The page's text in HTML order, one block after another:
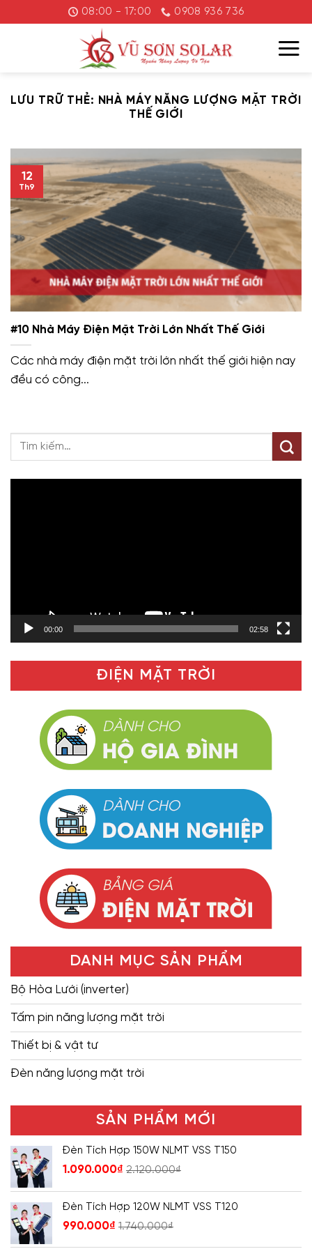
đến
08:00 - 17:00 0908 936 736
LƯU TRỮ THẺ: NHÀ MÁY NĂNG LƯỢNG MẶT TRỜI
THẾ GIỚI
#10 Nhà Máy Điện Mặt Trời Lớn Nhất Thế Giới
Các nhà máy điện mặt trời lớn nhất thế giới hiện nay
đều có công...
12
Th9
00:00 02:58
ĐIỆN MẶT TRỜI
DANH MỤC SẢN PHẨM
Bộ Hòa Lưới (inverter)
Tấm pin năng lượng mặt trời
Thiết bị & vật tư
Đèn năng lượng mặt trời
SẢN PHẨM MỚI
Đèn Tích Hợp 150W NLMT VSS T150
1.090.000₫ 2.120.000₫
Đèn Tích Hợp 120W NLMT VSS T120
990.000₫ 1.740.000₫